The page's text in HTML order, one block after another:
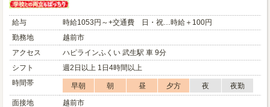
給与
時給1053円～+交通費 日・祝…時給＋100円
勤務地
越前市
アクセス
ハピラインふくい 武生駅 車 9分
シフト
週2日以上 1日4時間以上
時間帯
早朝 朝 昼 夕方 夜
夜勤
面接地
越前市